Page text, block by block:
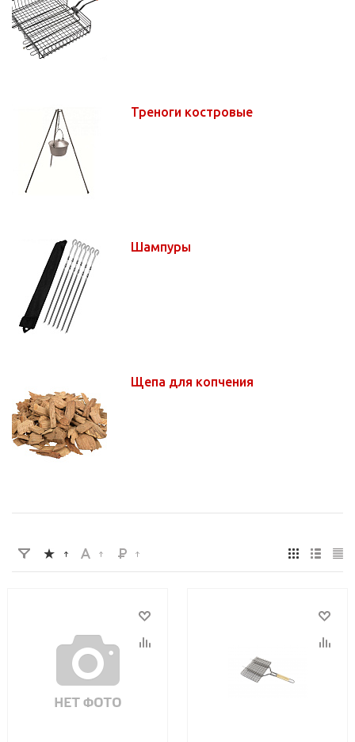
Треноги костровые
Шампуры
Щепа для копчения